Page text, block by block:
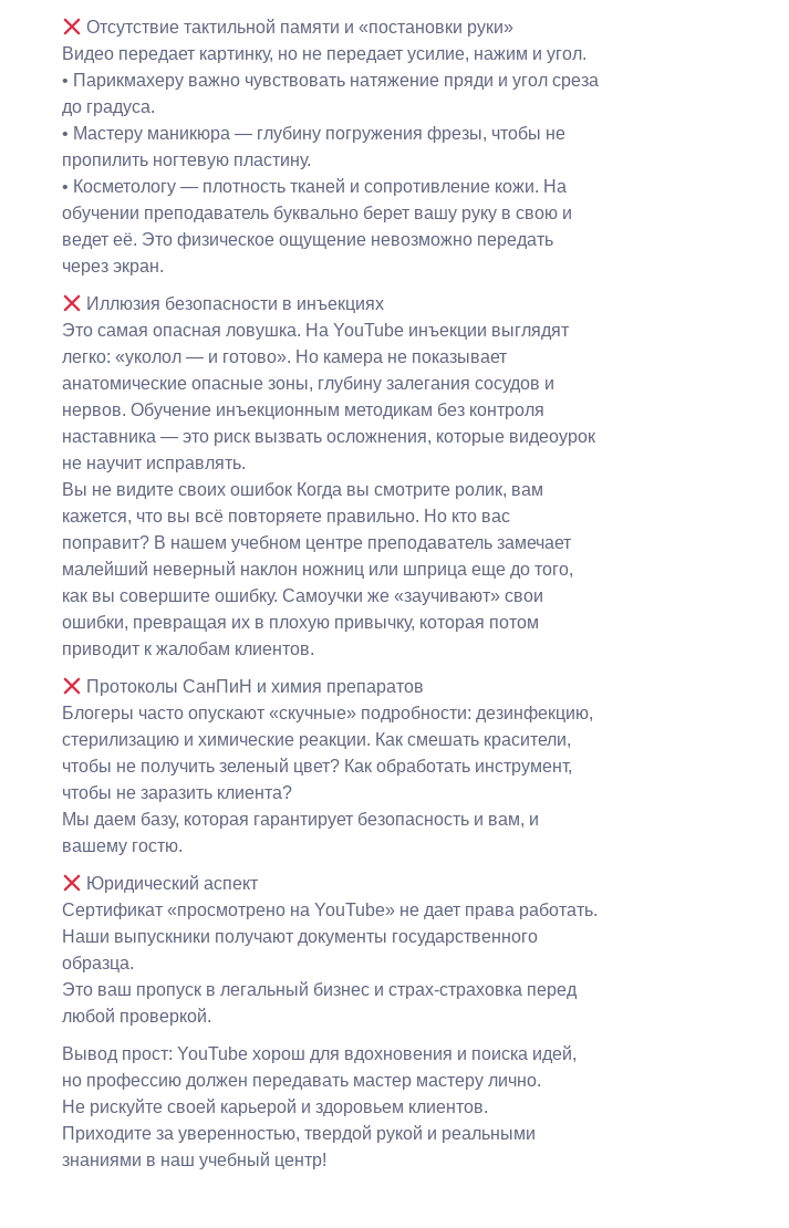
Отсутствие тактильной памяти и «постановки руки»
Видео передает картинку, но не передает усилие, нажим и угол.
• Парикмахеру важно чувствовать натяжение пряди и угол среза
до градуса.
• Мастеру маникюра — глубину погружения фрезы, чтобы не
пропилить ногтевую пластину.
• Косметологу — плотность тканей и сопротивление кожи. На
обучении преподаватель буквально берет вашу руку в свою и
ведет её. Это физическое ощущение невозможно передать
через экран.
Иллюзия безопасности в инъекциях
Это самая опасная ловушка. На YouTube инъекции выглядят
легко: «уколол — и готово». Но камера не показывает
анатомические опасные зоны, глубину залегания сосудов и
нервов. Обучение инъекционным методикам без контроля
наставника — это риск вызвать осложнения, которые видеоурок
не научит исправлять.
Вы не видите своих ошибок Когда вы смотрите ролик, вам
кажется, что вы всё повторяете правильно. Но кто вас
поправит? В нашем учебном центре преподаватель замечает
малейший неверный наклон ножниц или шприца еще до того,
как вы совершите ошибку. Самоучки же «заучивают» свои
ошибки, превращая их в плохую привычку, которая потом
приводит к жалобам клиентов.
Протоколы СанПиН и химия препаратов
Блогеры часто опускают «скучные» подробности: дезинфекцию,
стерилизацию и химические реакции. Как смешать красители,
чтобы не получить зеленый цвет? Как обработать инструмент,
чтобы не заразить клиента?
Мы даем базу, которая гарантирует безопасность и вам, и
вашему гостю.
Юридический аспект
Сертификат «просмотрено на YouTube» не дает права работать.
Наши выпускники получают документы государственного
образца.
Это ваш пропуск в легальный бизнес и страх-страховка перед
любой проверкой.
Вывод прост: YouTube хорош для вдохновения и поиска идей,
но профессию должен передавать мастер мастеру лично.
Не рискуйте своей карьерой и здоровьем клиентов.
Приходите за уверенностью, твердой рукой и реальными
знаниями в наш учебный центр!